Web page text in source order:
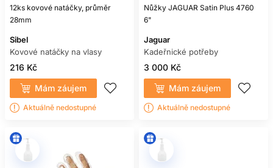
12ks kovové natáčky, průměr
28mm
Sibel
Kovové natáčky na vlasy
216 Kč
Mám záujem
Aktuálně nedostupné
Nůžky JAGUAR Satin Plus 4760
6"
Jaguar
Kadeřnické potřeby
3 000 Kč
Mám záujem
Aktuálně nedostupné